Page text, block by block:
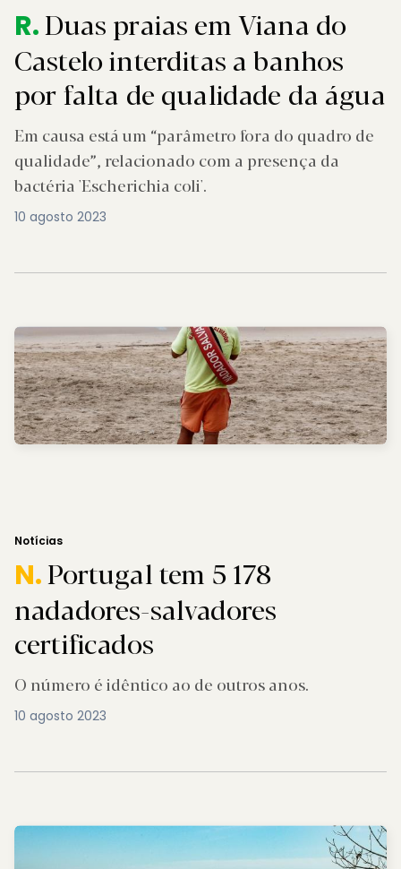
R.Duas praias em Viana do
Castelo interditas a banhos
por falta de qualidade da água
Em causa está um “parâmetro fora do quadro de
qualidade”, relacionado com a presença da
bactéria 'Escherichia coli'.
10 agosto 2023
Notícias
N.Portugal tem 5 178
nadadores-salvadores
certificados
O número é idêntico ao de outros anos.
10 agosto 2023